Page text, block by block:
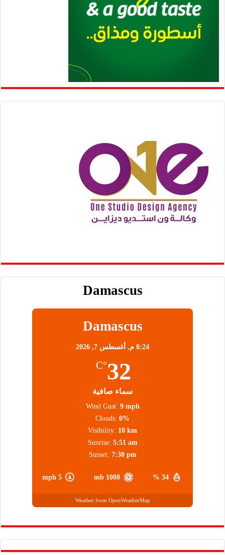
Damascus
Damascus
8:24 م, أغسطس 7, 2026
32
°C
سماء صافية
34 %
1008 mb
5 mph
Wind Gust: 9 mph
Clouds: 0%
Visibility: 10 km
Sunrise: 5:51 am
Sunset: 7:30 pm
Weather from OpenWeatherMap